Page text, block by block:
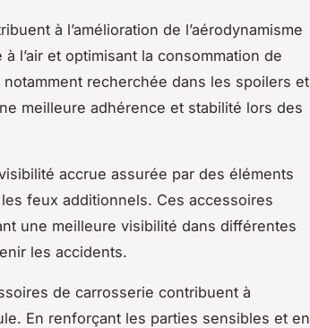
à l’amélioration de l’aérodynamisme
l’air et optimisant la consommation de
recherchée dans les spoilers et
meilleure adhérence et stabilité lors des
accrue assurée par des éléments
feux additionnels. Ces accessoires
une meilleure visibilité dans différentes
les accidents.
de carrosserie contribuent à
En renforçant les parties sensibles et en